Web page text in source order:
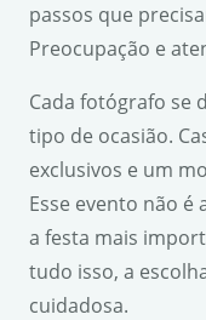
passos que
Preocupação e
Cada fotógrafo se
tipo de ocasião.
exclusivos e um
Esse evento não é
a festa mais
tudo isso, a
cuidadosa.